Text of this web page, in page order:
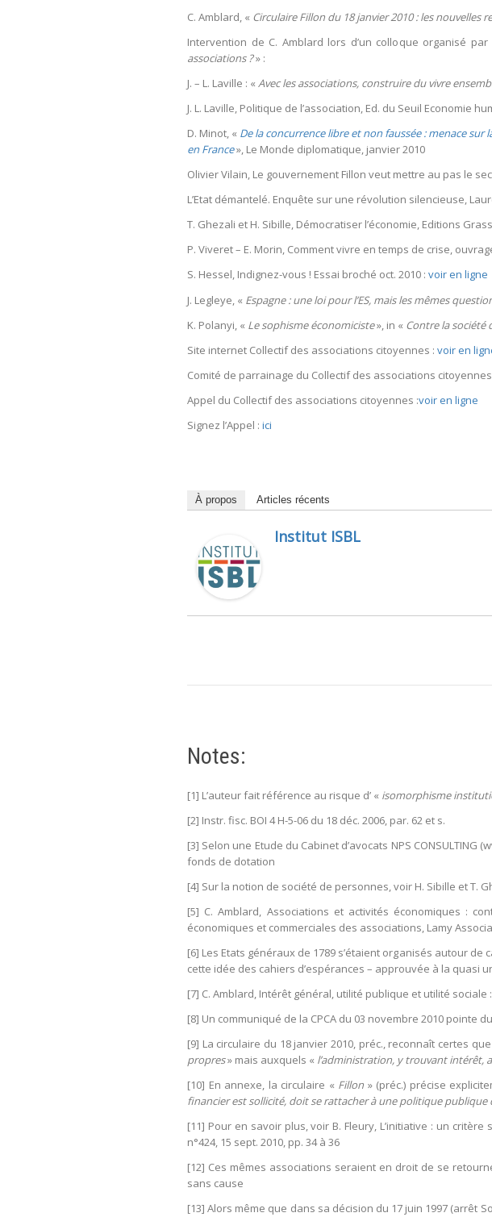
C. Amblard, « Circulaire Fillon du 18 janvier 2010 : les
Intervention de C. Amblard lors d’un colloque organisé
associations ?» :
J. – L. Laville : « Avec les associations, construire du vivre
J. L. Laville, Politique de l’association, Ed. du Seuil Economie
D. Minot, « De la concurrence libre et non faussée : menace sur
en France», Le Monde diplomatique, janvier 2010
Olivier Vilain, Le gouvernement Fillon veut mettre au pas le
L’Etat démantelé. Enquête sur une révolution silencieuse,
T. Ghezali et H. Sibille, Démocratiser l’économie, Editions
P. Viveret – E. Morin, Comment vivre en temps de crise,
S. Hessel, Indignez-vous ! Essai broché oct. 2010 : voir en ligne
J. Legleye, « Espagne : une loi pour l’ES, mais les mêmes
K. Polanyi, « Le sophisme économiciste», in « Contre la
Site internet Collectif des associations citoyennes : voir en
Comité de parrainage du Collectif des associations
Appel du Collectif des associations citoyennes :voir en ligne
Signez l’Appel : ici
À propos Articles récents
Institut ISBL
Notes:
[1] L’auteur fait référence au risque d’ « isomorphisme
[2] Instr. fisc. BOI 4 H-5-06 du 18 déc. 2006, par. 62 et s.
[3] Selon une Etude du Cabinet d’avocats NPS
fonds de dotation
[4] Sur la notion de société de personnes, voir H. Sibille et T.
[5] C. Amblard, Associations et activités économiques :
économiques et commerciales des associations, Lamy
[6] Les Etats généraux de 1789 s’étaient organisés autour
cette idée des cahiers d’espérances – approuvée à la quasi
[7] C. Amblard, Intérêt général, utilité publique et utilité
[8] Un communiqué de la CPCA du 03 novembre 2010 pointe
[9] La circulaire du 18 janvier 2010, préc., reconnaît certes que
propres» mais auxquels « l’administration, y trouvant intérêt,
[10] En annexe, la circulaire « Fillon » (préc.) précise
financier est sollicité, doit se rattacher à une politique
[11] Pour en savoir plus, voir B. Fleury, L’initiative : un
n°424, 15 sept. 2010, pp. 34 à 36
[12] Ces mêmes associations seraient en droit de se
sans cause
[13] Alors même que dans sa décision du 17 juin 1997 (arrêt